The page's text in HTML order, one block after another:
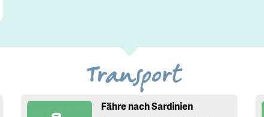
Transport
Fähre nach Sardinien